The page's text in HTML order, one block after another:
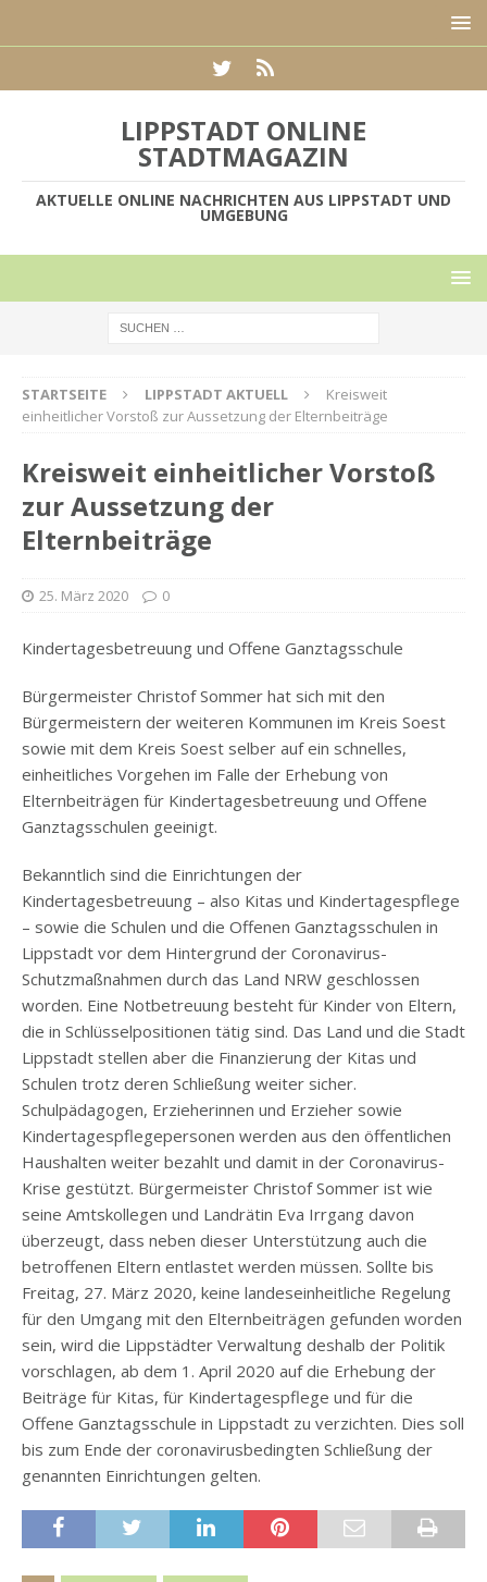
LIPPSTADT ONLINE
STADTMAGAZIN
AKTUELLE ONLINE NACHRICHTEN AUS LIPPSTADT UND
UMGEBUNG
STARTSEITE LIPPSTADT AKTUELL
Kreisweit
einheitlicher Vorstoß zur Aussetzung der Elternbeiträge
Kreisweit einheitlicher Vorstoß
zur Aussetzung der
Elternbeiträge
25. März 2020 0
Kindertagesbetreuung und Offene Ganztagsschule
Bürgermeister Christof Sommer hat sich mit den
Bürgermeistern der weiteren Kommunen im Kreis Soest
sowie mit dem Kreis Soest selber auf ein schnelles,
einheitliches Vorgehen im Falle der Erhebung von
Elternbeiträgen für Kindertagesbetreuung und Offene
Ganztagsschulen geeinigt.
Bekanntlich sind die Einrichtungen der
Kindertagesbetreuung – also Kitas und Kindertagespflege
– sowie die Schulen und die Offenen Ganztagsschulen in
Lippstadt vor dem Hintergrund der Coronavirus-
Schutzmaßnahmen durch das Land NRW geschlossen
worden. Eine Notbetreuung besteht für Kinder von Eltern,
die in Schlüsselpositionen tätig sind. Das Land und die Stadt
Lippstadt stellen aber die Finanzierung der Kitas und
Schulen trotz deren Schließung weiter sicher.
Schulpädagogen, Erzieherinnen und Erzieher sowie
Kindertagespflegepersonen werden aus den öffentlichen
Haushalten weiter bezahlt und damit in der Coronavirus-
Krise gestützt. Bürgermeister Christof Sommer ist wie
seine Amtskollegen und Landrätin Eva Irrgang davon
überzeugt, dass neben dieser Unterstützung auch die
betroffenen Eltern entlastet werden müssen. Sollte bis
Freitag, 27. März 2020, keine landeseinheitliche Regelung
für den Umgang mit den Elternbeiträgen gefunden worden
sein, wird die Lippstädter Verwaltung deshalb der Politik
vorschlagen, ab dem 1. April 2020 auf die Erhebung der
Beiträge für Kitas, für Kindertagespflege und für die
Offene Ganztagsschule in Lippstadt zu verzichten. Dies soll
bis zum Ende der coronavirusbedingten Schließung der
genannten Einrichtungen gelten.